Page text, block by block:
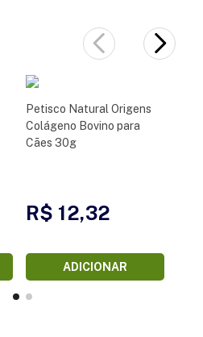
Petisco Natural Origens
Colágeno Bovino para
Cães 30g
R$ 12,32
ADICIONAR